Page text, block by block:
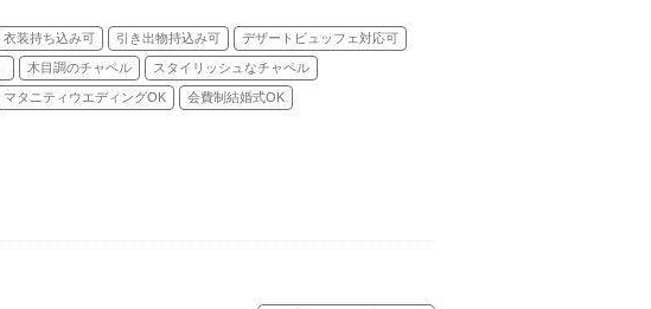
衣装持ち込み可 引き出物持込み可 デザートビュッフェ対応可
木目調のチャペル スタイリッシュなチャペル
マタニティウエディングOK 会費制結婚式OK